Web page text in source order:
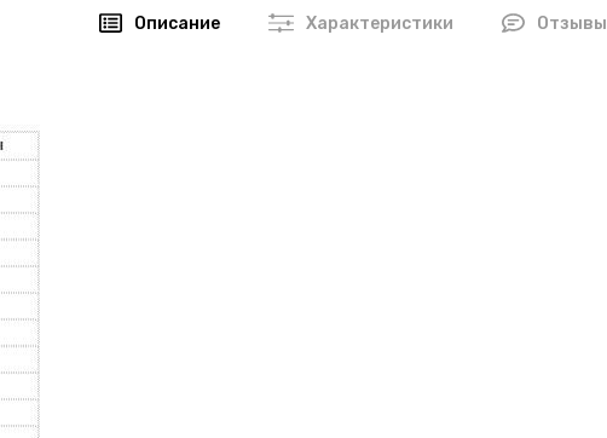
Описание Характеристики Отзывы